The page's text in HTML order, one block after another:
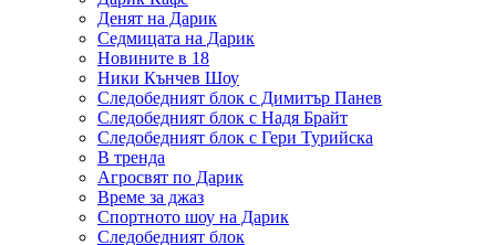
Денят на Дарик
Седмицата на Дарик
Новините в 18
Ники Кънчев Шоу
Следобедният блок с Димитър Панев
Следобедният блок с Надя Брайт
Следобедният блок с Гери Турийска
В тренда
Агросвят по Дарик
Време за джаз
Спортното шоу на Дарик
Следобедният блок